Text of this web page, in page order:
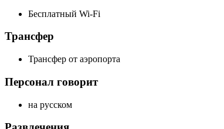
Бесплатный Wi-Fi
Трансфер
Трансфер от аэропорта
Персонал говорит
на русском